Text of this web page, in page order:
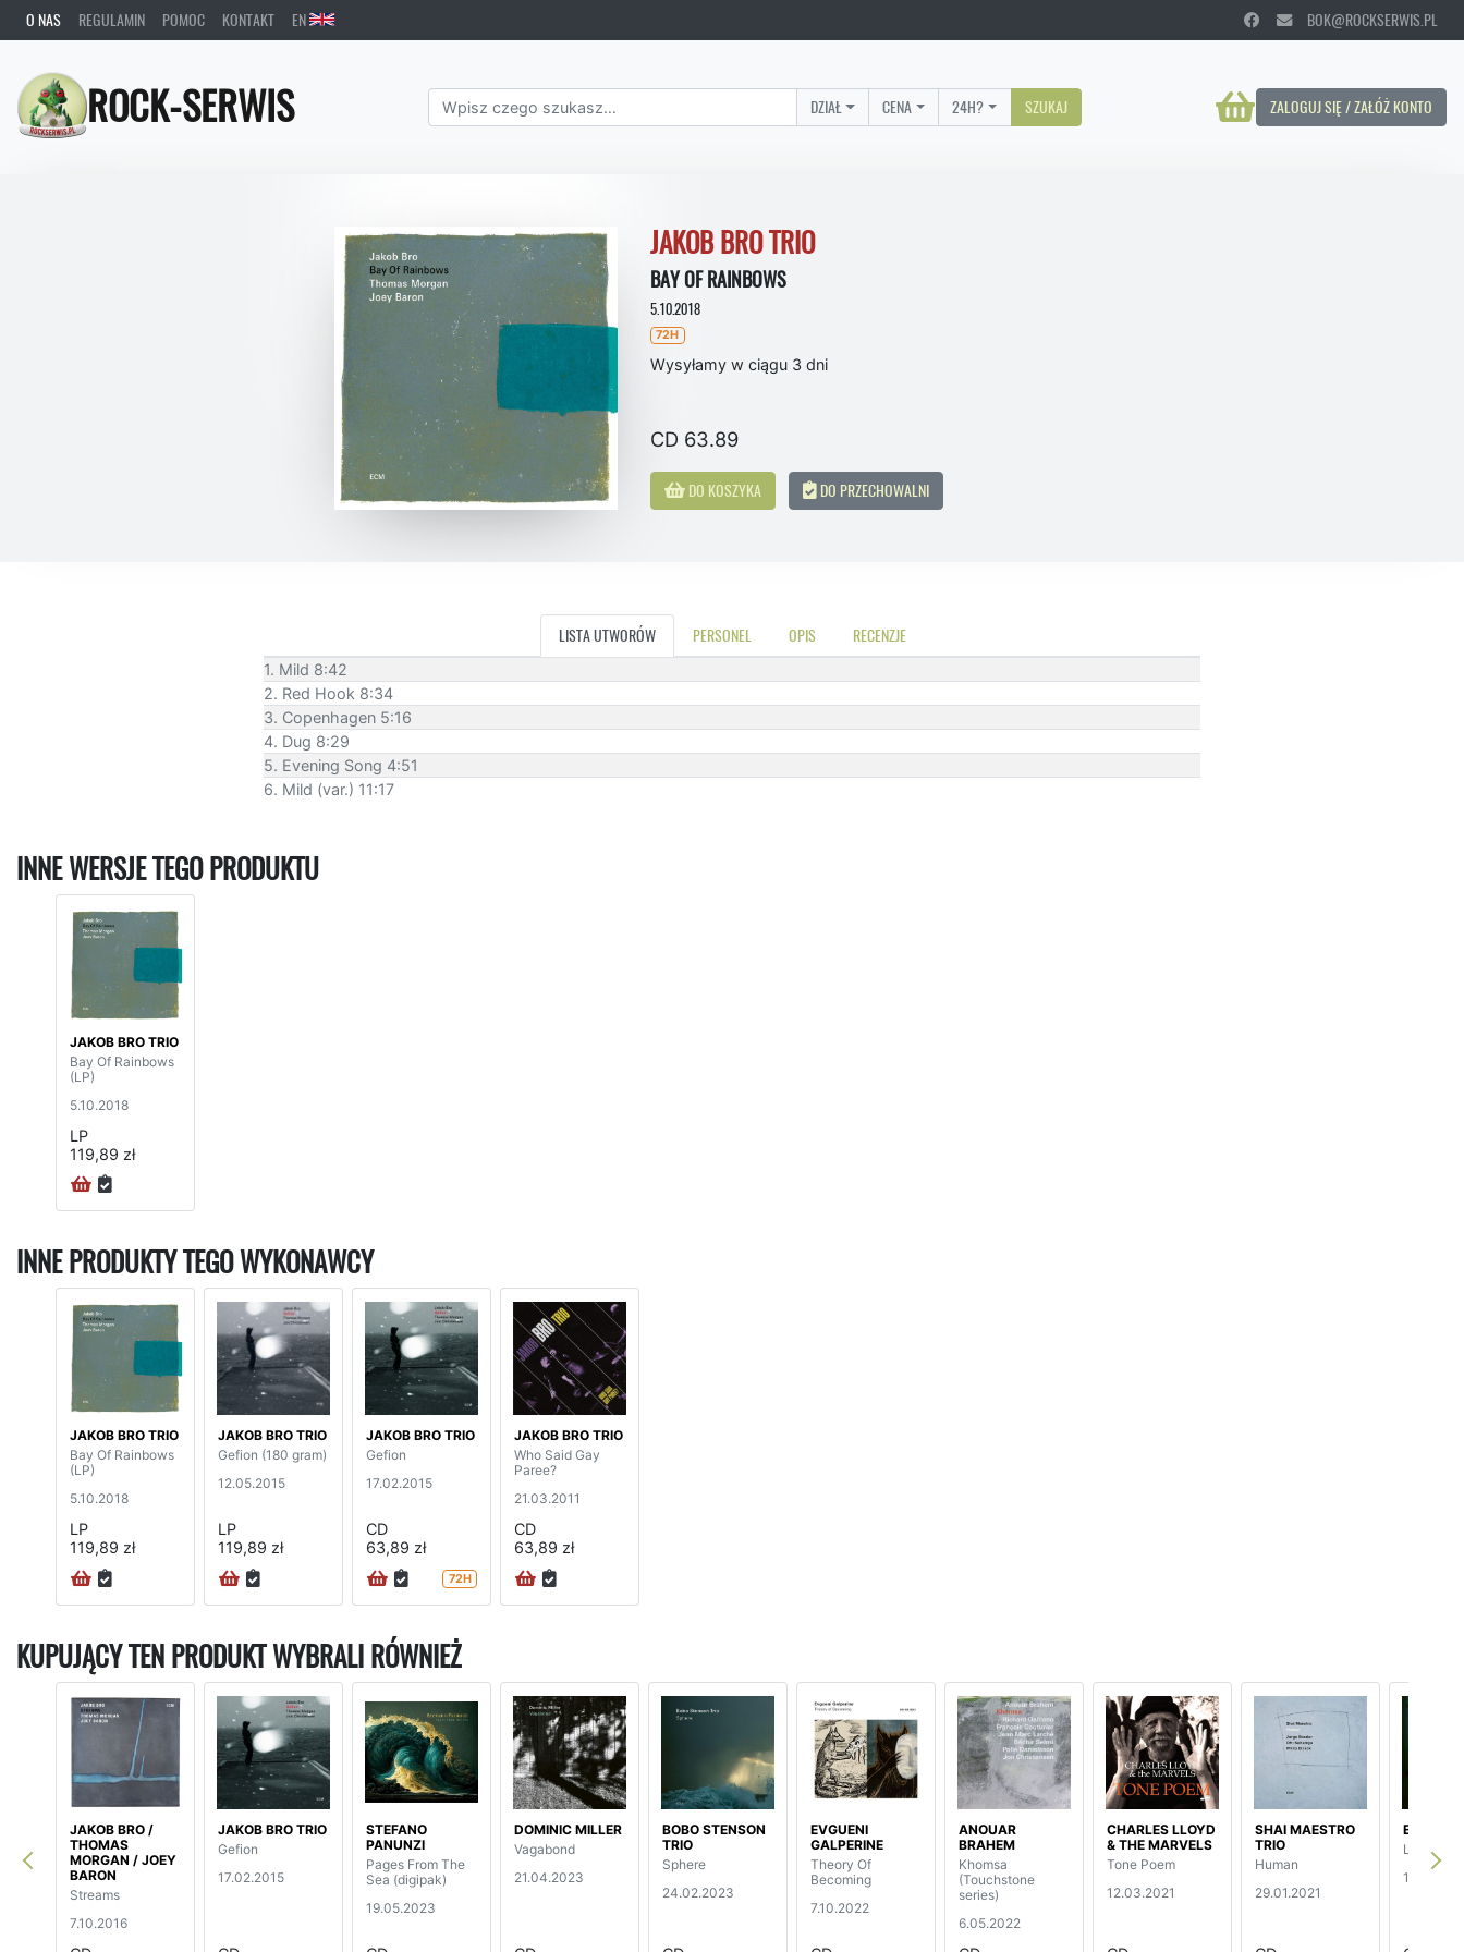
O NAS REGULAMIN POMOC KONTAKT EN BOK@ROCKSERWIS.PL
ROCK-SERWIS ZALOGUJ SIĘ / ZAŁÓŻ KONTO
DZIAŁ CENA 24H? SZUKAJ
JAKOB BRO TRIO
BAY OF RAINBOWS
5.10.2018
72H
Wysyłamy w ciągu 3 dni
CD 63.89
DO KOSZYKA DO PRZECHOWALNI
LISTA UTWORÓW PERSONEL OPIS RECENZJE
1. Mild 8:42
2. Red Hook 8:34
3. Copenhagen 5:16
4. Dug 8:29
5. Evening Song 4:51
6. Mild (var.) 11:17
INNE WERSJE TEGO PRODUKTU
JAKOB BRO TRIO
Bay Of Rainbows
(LP)
5.10.2018
LP
119,89 zł
INNE PRODUKTY TEGO WYKONAWCY
JAKOB BRO TRIO
Bay Of Rainbows
(LP)
5.10.2018
LP
119,89 zł
JAKOB BRO TRIO
Gefion (180 gram)
12.05.2015
LP
119,89 zł
JAKOB BRO TRIO
Gefion
17.02.2015
CD
63,89 zł
72H
JAKOB BRO TRIO
Who Said Gay
Paree?
21.03.2011
CD
63,89 zł
KUPUJĄCY TEN PRODUKT WYBRALI RÓWNIEŻ
JAKOB BRO /
THOMAS
MORGAN / JOEY
BARON
Streams
7.10.2016
JAKOB BRO TRIO
Gefion
17.02.2015
STEFANO
PANUNZI
Pages From The
Sea (digipak)
19.05.2023
DOMINIC MILLER
Vagabond
21.04.2023
BOBO STENSON
TRIO
Sphere
24.02.2023
EVGUENI
GALPERINE
Theory Of
Becoming
7.10.2022
ANOUAR
BRAHEM
Khomsa
(Touchstone
series)
6.05.2022
CHARLES LLOYD
& THE MARVELS
Tone Poem
12.03.2021
SHAI MAESTRO
TRIO
Human
29.01.2021
ELINA
Lost